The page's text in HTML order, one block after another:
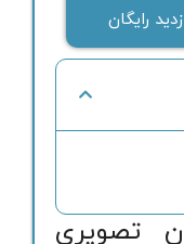
رایگان
تصویری